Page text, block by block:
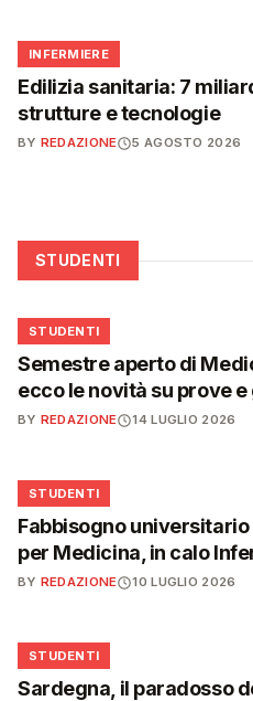
🩺
INFERMIERE
Edilizia sanitaria: 7
strutture e tecnologie
BY REDAZIONE 5 AGOSTO 2026
STUDENTI
🎓
STUDENTI
Semestre aperto di
ecco le novità su prove
BY REDAZIONE 14 LUGLIO 2026
🎓
STUDENTI
Fabbisogno
per Medicina, in calo
BY REDAZIONE 10 LUGLIO 2026
🎓
STUDENTI
Sardegna, il paradosso